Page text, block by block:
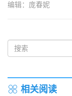
编辑：庞春妮
相关阅读